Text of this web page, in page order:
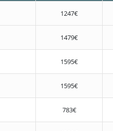
1247€
1479€
1595€
1595€
783€